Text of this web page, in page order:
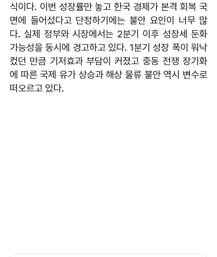
식이다. 이번 성장률만 놓고 한국 경제가 본격 회복 국
면에 들어섰다고 단정하기에는 불안 요인이 너무 많
다. 실제 정부와 시장에서는 2분기 이후 성장세 둔화
가능성을 동시에 경고하고 있다. 1분기 성장 폭이 워낙
컸던 만큼 기저효과 부담이 커졌고 중동 전쟁 장기화
에 따른 국제 유가 상승과 해상 물류 불안 역시 변수로
떠오르고 있다.